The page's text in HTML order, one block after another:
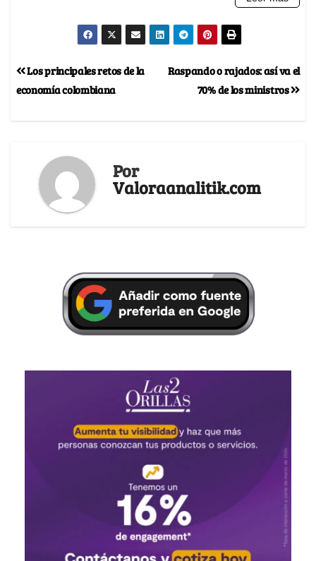
Raspando o rajados: así va el
70% de los ministros
Los principales retos de la
economía colombiana
Por
Valoraanalitik.com